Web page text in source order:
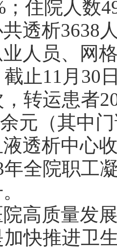
；住院人数
透析3638
人员、网
截止11月30
，转运患者
元（其中
透析中心
年全院职工
院高质量发
加快推进卫